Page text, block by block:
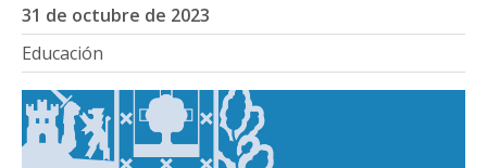
31 de octubre de 2023
Educación